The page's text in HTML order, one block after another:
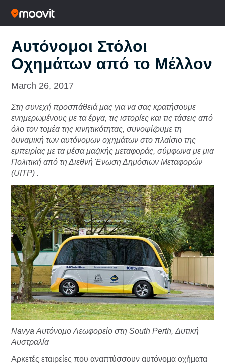
Αυτόνομοι Στόλοι
Οχημάτων από το Μέλλον
March 26, 2017
Στη συνεχή προσπάθειά μας για να σας κρατήσουμε
ενημερωμένους με τα έργα, τις ιστορίες και τις τάσεις από
όλο τον τομέα της κινητικότητας, συνοψίζουμε τη
δυναμική των αυτόνομων οχημάτων στο πλαίσιο της
εμπειρίας με τα μέσα μαζικής μεταφοράς, σύμφωνα με μια
Πολιτική από τη Διεθνή Ένωση Δημόσιων Μεταφορών
(UITP) .
Navya Αυτόνομο Λεωφορείο στη South Perth, Δυτική
Αυστραλία
Αρκετές εταιρείες που αναπτύσσουν αυτόνομα οχήματα